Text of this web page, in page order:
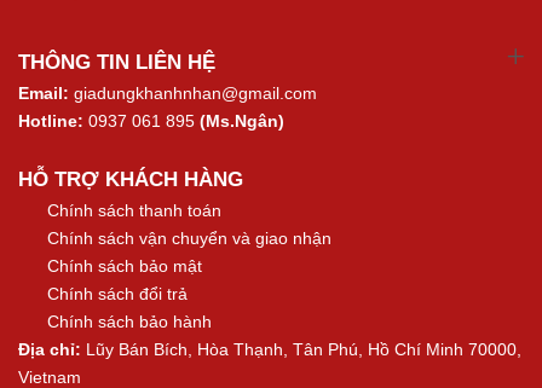
THÔNG TIN LIÊN HỆ
Email: giadungkhanhnhan@gmail.com
Hotline: 0937 061 895 (Ms.Ngân)
HỖ TRỢ KHÁCH HÀNG
Chính sách thanh toán
Chính sách vận chuyển và giao nhận
Chính sách bảo mật
Chính sách đổi trả
Chính sách bảo hành
Địa chỉ: Lũy Bán Bích, Hòa Thạnh, Tân Phú, Hồ Chí Minh 70000,
Vietnam